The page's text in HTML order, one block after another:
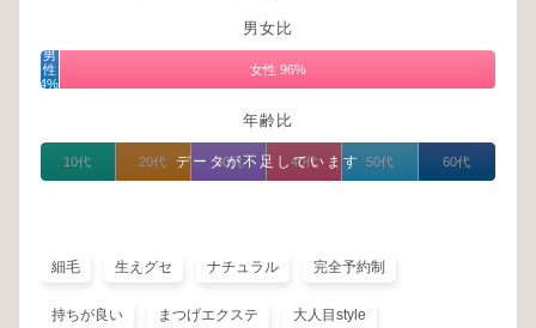
男女比
男
性
4%
女性 96%
年齢比
データが不足しています
10代 20代 30代 40代 50代 60代
細毛 生えグセ ナチュラル 完全予約制
持ちが良い まつげエクステ 大人目style